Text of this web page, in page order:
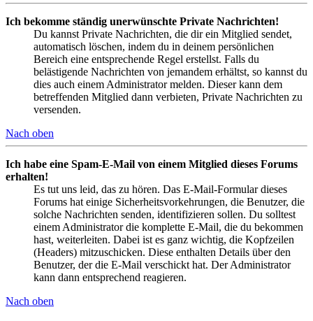
Ich bekomme ständig unerwünschte Private Nachrichten!
Du kannst Private Nachrichten, die dir ein Mitglied sendet,
automatisch löschen, indem du in deinem persönlichen
Bereich eine entsprechende Regel erstellst. Falls du
belästigende Nachrichten von jemandem erhältst, so kannst du
dies auch einem Administrator melden. Dieser kann dem
betreffenden Mitglied dann verbieten, Private Nachrichten zu
versenden.
Nach oben
Ich habe eine Spam-E-Mail von einem Mitglied dieses Forums
erhalten!
Es tut uns leid, das zu hören. Das E-Mail-Formular dieses
Forums hat einige Sicherheitsvorkehrungen, die Benutzer, die
solche Nachrichten senden, identifizieren sollen. Du solltest
einem Administrator die komplette E-Mail, die du bekommen
hast, weiterleiten. Dabei ist es ganz wichtig, die Kopfzeilen
(Headers) mitzuschicken. Diese enthalten Details über den
Benutzer, der die E-Mail verschickt hat. Der Administrator
kann dann entsprechend reagieren.
Nach oben